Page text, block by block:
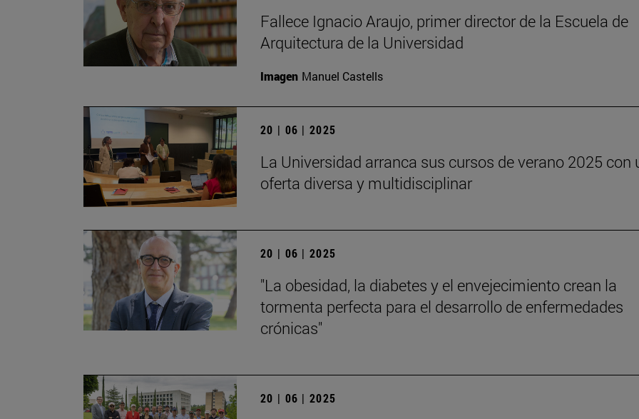
Fallece Ignacio Araujo, primer director de la Escuela de
Arquitectura de la Universidad
Imagen Manuel Castells
20 | 06 | 2025
La Universidad arranca sus cursos de verano 2025 con
oferta diversa y multidisciplinar
20 | 06 | 2025
"La obesidad, la diabetes y el envejecimiento crean la
tormenta perfecta para el desarrollo de enfermedades
crónicas"
20 | 06 | 2025